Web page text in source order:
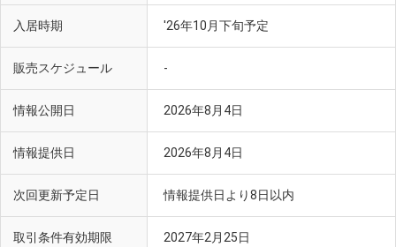
入居時期 '26年10月下旬予定
販売スケジュール -
情報公開日 2026年8月4日
情報提供日 2026年8月4日
次回更新予定日 情報提供日より8日以内
取引条件有効期限 2027年2月25日